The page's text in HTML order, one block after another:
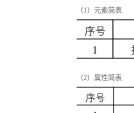
（1）元素简表
（2）属性简表